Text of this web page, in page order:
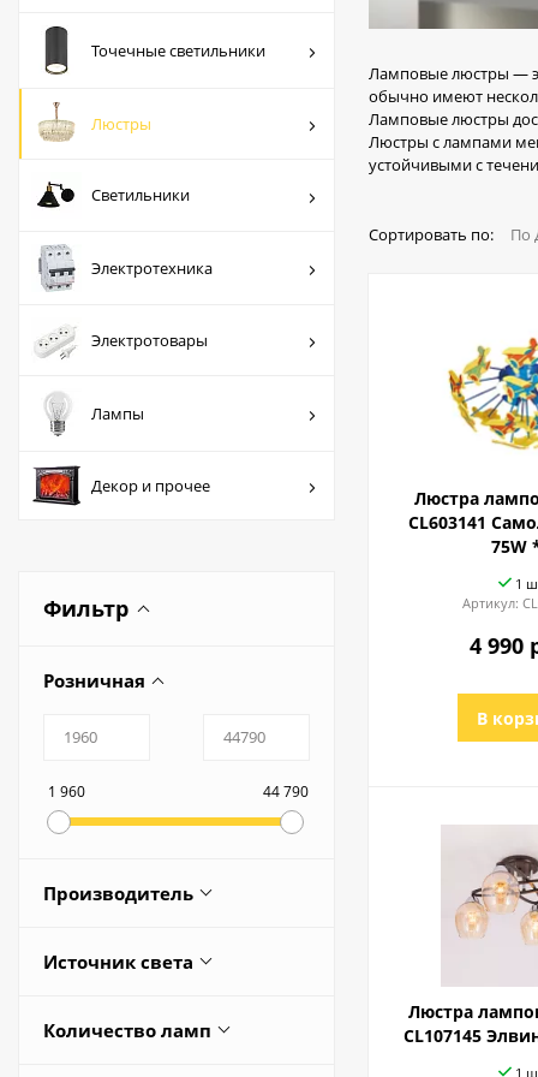
Люстры
Светильники
Электротехника
Лампы
Декор и прочее
Точечные светильники
Люстры
Светильники
Электротехника
Электротовары
Лампы
Декор и прочее
Фильтр
Розничная
1 960 44 790
Производитель
Источник света
Количество ламп
Ламповые люстры —
обычно имеют
Ламповые люстры
Люстры с лампами
устойчивыми с
Сортировать по: По
Люстра
CL603141
75W
1
Артикул:
4 990
В
Люстра
CL107145
1